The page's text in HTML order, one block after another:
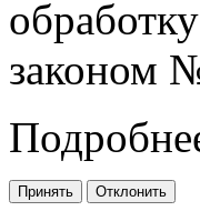
законом
Принять Отклонить